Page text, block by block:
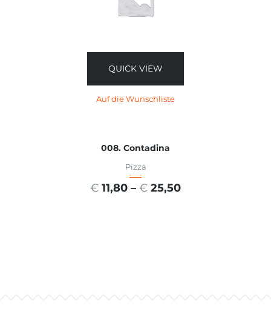
QUICK VIEW
Auf die Wunschliste
008. Contadina
Pizza
€ 11,80 – € 25,50